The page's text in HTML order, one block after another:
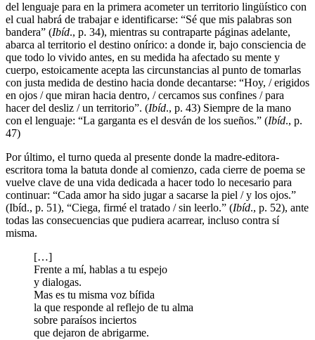
del lenguaje para en la primera acometer un territorio lingüístico con
el cual habrá de trabajar e identificarse: “Sé que mis palabras son
bandera” (Ibíd., p. 34), mientras su contraparte páginas adelante,
abarca al territorio el destino onírico: a donde ir, bajo consciencia de
que todo lo vivido antes, en su medida ha afectado su mente y
cuerpo, estoicamente acepta las circunstancias al punto de tomarlas
con justa medida de destino hacia donde decantarse: “Hoy, / erigidos
en ojos / que miran hacia dentro, / cercamos sus confines / para
hacer del desliz / un territorio”. (Ibíd., p. 43) Siempre de la mano
con el lenguaje: “La garganta es el desván de los sueños.” (Ibíd., p.
47)
Por último, el turno queda al presente donde la madre-editora-
escritora toma la batuta donde al comienzo, cada cierre de poema se
vuelve clave de una vida dedicada a hacer todo lo necesario para
continuar: “Cada amor ha sido jugar a sacarse la piel / y los ojos.”
(Ibíd., p. 51), “Ciega, firmé el tratado / sin leerlo.” (Ibíd., p. 52), ante
todas las consecuencias que pudiera acarrear, incluso contra sí
misma.
[…]
Frente a mí, hablas a tu espejo
y dialogas.
Mas es tu misma voz bífida
la que responde al reflejo de tu alma
sobre paraísos inciertos
que dejaron de abrigarme.